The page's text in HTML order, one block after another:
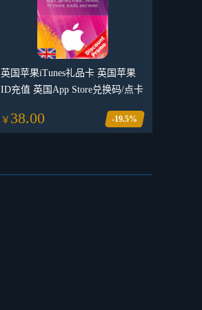
英国苹果iTunes礼品卡 英国苹果
ID充值 英国App Store兑换码/点卡
￥ 38.00 -19.5%